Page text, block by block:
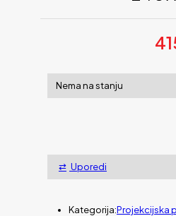
Nema na stanju
Uporedi
Kategorija:Projekcijska